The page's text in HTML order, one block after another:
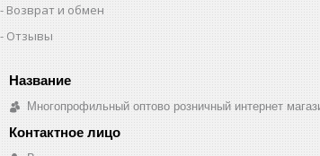
Возврат и обмен
Отзывы
Многопрофильный оптово розничный интернет